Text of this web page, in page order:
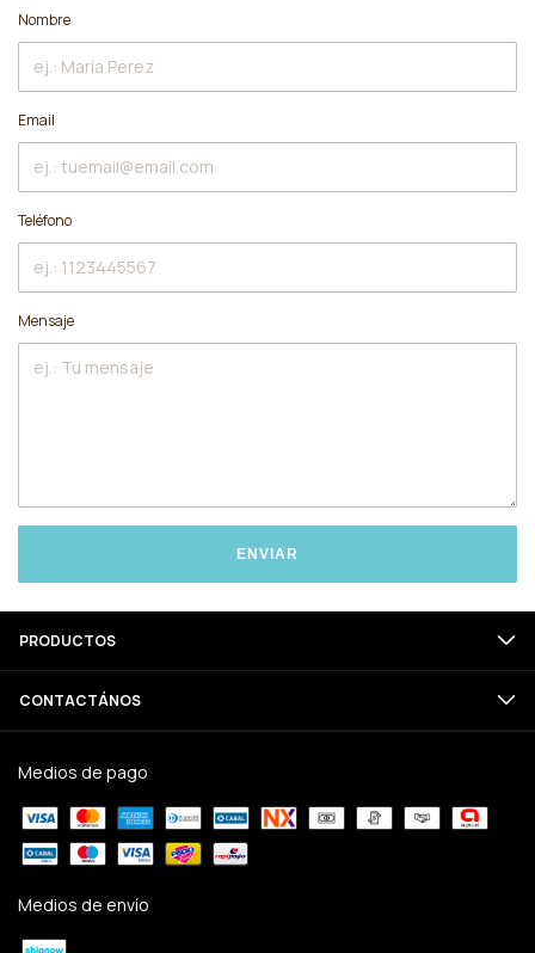
Nombre
Email
Teléfono
Mensaje
ENVIAR
PRODUCTOS
CONTACTÁNOS
Medios de pago
Medios de envío